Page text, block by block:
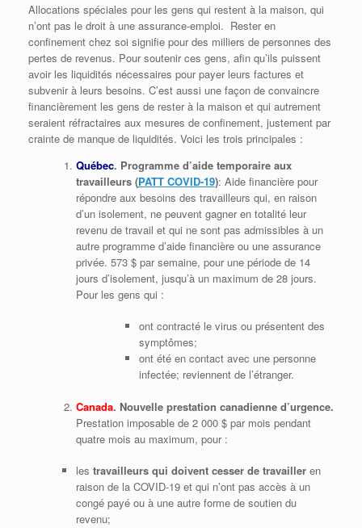
Allocations spéciales pour les gens qui restent à la maison, qui
n’ont pas le droit à une assurance-emploi. Rester en
confinement chez soi signifie pour des milliers de personnes des
pertes de revenus. Pour soutenir ces gens, afin qu’ils puissent
avoir les liquidités nécessaires pour payer leurs factures et
subvenir à leurs besoins. C’est aussi une façon de convaincre
financièrement les gens de rester à la maison et qui autrement
seraient réfractaires aux mesures de confinement, justement par
crainte de manque de liquidités. Voici les trois principales :
Québec. Programme d’aide temporaire aux
travailleurs (PATT COVID-19): Aide financière pour
répondre aux besoins des travailleurs qui, en raison
d’un isolement, ne peuvent gagner en totalité leur
revenu de travail et qui ne sont pas admissibles à un
autre programme d’aide financière ou une assurance
privée. 573 $ par semaine, pour une période de 14
jours d’isolement, jusqu’à un maximum de 28 jours.
Pour les gens qui :
ont contracté le virus ou présentent des
symptômes;
ont été en contact avec une personne
infectée; reviennent de l’étranger.
Canada. Nouvelle prestation canadienne d’urgence.
Prestation imposable de 2 000 $ par mois pendant
quatre mois au maximum, pour :
les travailleurs qui doivent cesser de travailleren
raison de la COVID‑19 et qui n’ont pas accès à un
congé payé ou à une autre forme de soutien du
revenu;